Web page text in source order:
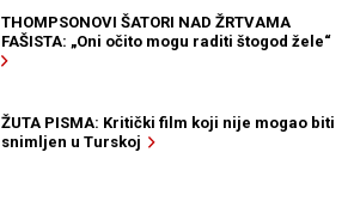
THOMPSONOVI ŠATORI NAD ŽRTVAMA
FAŠISTA: „Oni očito mogu raditi štogod žele“
ŽUTA PISMA: Kritički film koji nije mogao biti
snimljen u Turskoj